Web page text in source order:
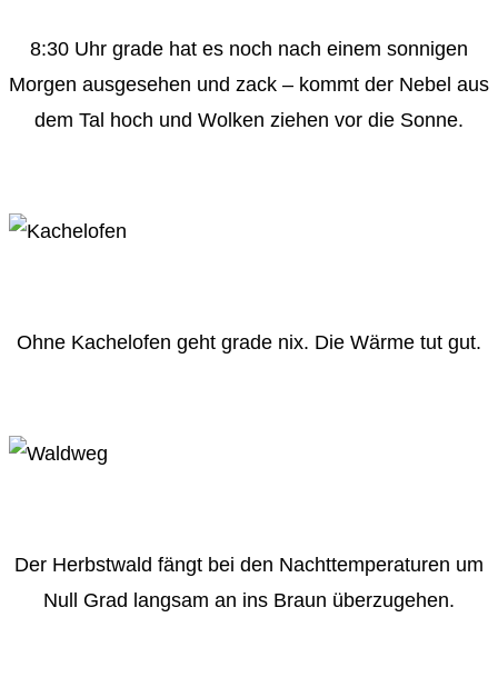
8:30 Uhr grade hat es noch nach einem sonnigen
Morgen ausgesehen und zack – kommt der Nebel aus
dem Tal hoch und Wolken ziehen vor die Sonne.
Ohne Kachelofen geht grade nix. Die Wärme tut gut.
Der Herbstwald fängt bei den Nachttemperaturen um
Null Grad langsam an ins Braun überzugehen.